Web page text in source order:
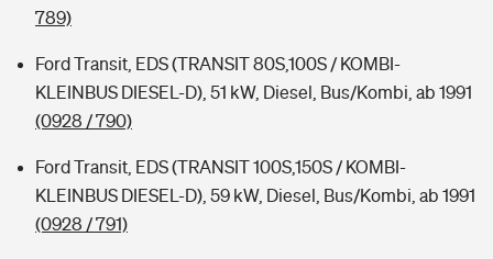
789)
Ford Transit, EDS (TRANSIT 80S,100S / KOMBI-
KLEINBUS DIESEL-D), 51 kW, Diesel, Bus/Kombi, ab 1991
(0928 / 790)
Ford Transit, EDS (TRANSIT 100S,150S / KOMBI-
KLEINBUS DIESEL-D), 59 kW, Diesel, Bus/Kombi, ab 1991
(0928 / 791)